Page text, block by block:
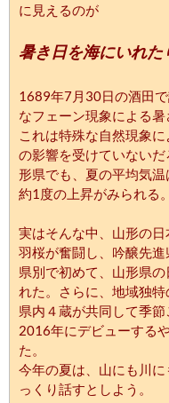
に見えるのが
暑き日を海にいれた
1689年7月30日の酒田
なフェーン現象による暑
これは特殊な自然現象
の影響を受けていない
形県でも、夏の平均気温
約1度の上昇がみられる。
実はそんな中、山形の
羽桜が奮闘し、吟醸先
県別で初めて、山形県
れた。さらに、地域独
県内４蔵が共同して季節
2016年にデビューする
た。
今年の夏は、山にも川
っくり話すとしよう。